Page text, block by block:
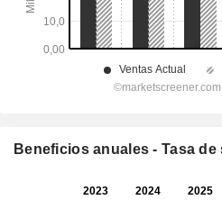
Beneficios anuales - Tasa de